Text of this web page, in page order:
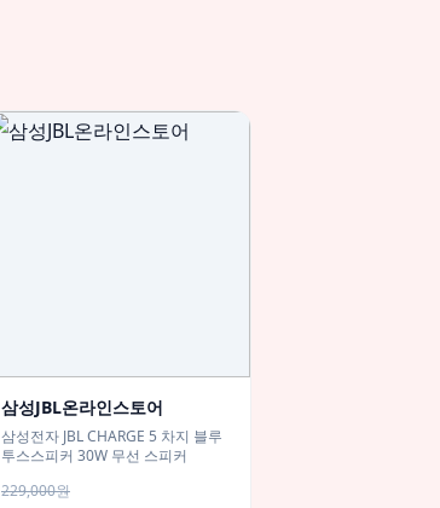
삼성JBL온라인스토어
삼성전자 JBL CHARGE 5 차지 블루
투스스피커 30W 무선 스피커
229,000원